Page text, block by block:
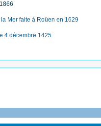
Mer faite à Roüen en 1629
4 décembre 1425